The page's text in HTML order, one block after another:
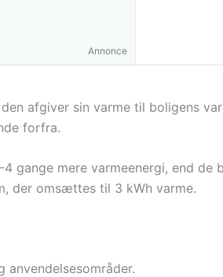
Annonce
afgiver sin varme til boligens
forfra.
gange mere varmeenergi, end
der omsættes til 3 kWh varme.